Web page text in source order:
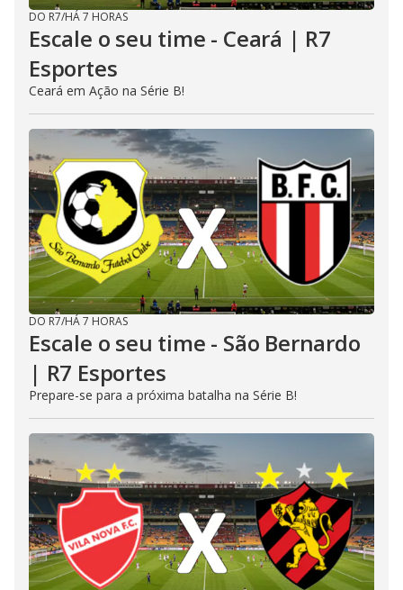
DO R7/HÁ 7 HORAS
Escale o seu time - Ceará | R7
Esportes
Ceará em Ação na Série B!
DO R7/HÁ 7 HORAS
Escale o seu time - São Bernardo
| R7 Esportes
Prepare-se para a próxima batalha na Série B!